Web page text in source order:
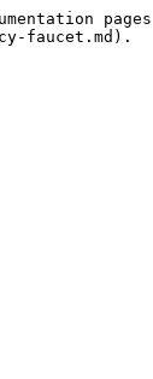
faucet.md).